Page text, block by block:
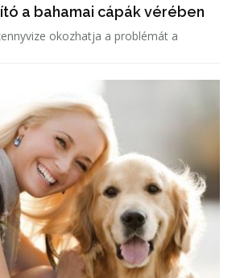
a bahamai cápák vérében
okozhatja a problémát a